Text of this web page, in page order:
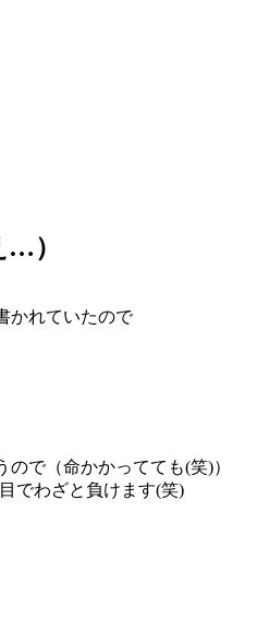
）
かれていたので
で（命かかってても(笑)）
でわざと負けます(笑)